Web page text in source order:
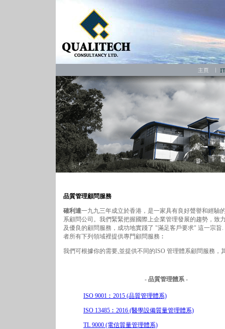
品質管理顧問服務
確利達一九九三年成立於香港，是一家具有良好聲譽和經驗
系顧問公司。我們緊緊把握國際上企業管理發展的趨勢，致
及優良的顧問服務，成功地實踐了 "滿足客戶要求" 這一宗旨
者所有下列領域裡提供專門顧問服務︰
我們可根據你的需要,並提供不同的ISO 管理體系顧問服務，
- 品質管理體系 -
ISO 9001︰2015 (品質管理體系)
ISO 13485︰2016 (醫學設備質量管理體系)
TL 9000 (電信質量管理體系)